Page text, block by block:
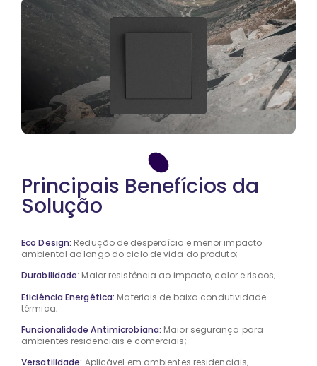
Principais Benefícios da
Solução
Eco Design: Redução de desperdício e menor impacto
ambiental ao longo do ciclo de vida do produto;
Durabilidade: Maior resistência ao impacto, calor e riscos;
Eficiência Energética: Materiais de baixa condutividade
térmica;
Funcionalidade Antimicrobiana: Maior segurança para
ambientes residenciais e comerciais;
Versatilidade: Aplicável em ambientes residenciais,